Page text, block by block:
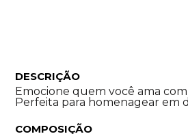
DESCRIÇÃO
Emocione quem você ama
Perfeita para homenagear em
COMPOSIÇÃO